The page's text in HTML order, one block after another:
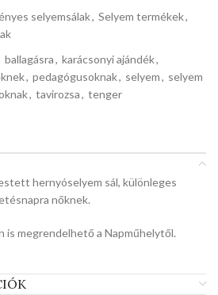
selyemsálak, Selyem termékek,
ballagásra, karácsonyi ajándék,
, pedagógusoknak, selyem, selyem
, tavirozsa, tenger
hernyóselyem sál, különleges
nőknek.
is megrendelhető a Napműhelytől.